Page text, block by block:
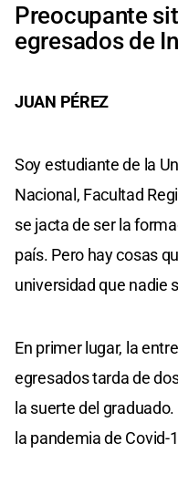
Preocupante
egresados de
JUAN PÉREZ
Soy estudiante de la
Nacional, Facultad
se jacta de ser la
país. Pero hay cosas
universidad que nadie
En primer lugar, la
egresados tarda de
la suerte del
la pandemia de Covid-